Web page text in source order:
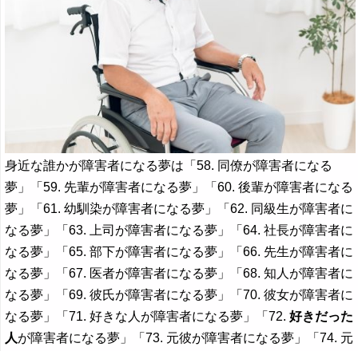
身近な誰かが障害者になる夢は「58. 同僚が障害者になる
夢」「59. 先輩が障害者になる夢」「60. 後輩が障害者になる
夢」「61. 幼馴染が障害者になる夢」「62. 同級生が障害者に
なる夢」「63. 上司が障害者になる夢」「64. 社長が障害者に
なる夢」「65. 部下が障害者になる夢」「66. 先生が障害者に
なる夢」「67. 医者が障害者になる夢」「68. 知人が障害者に
なる夢」「69. 彼氏が障害者になる夢」「70. 彼女が障害者に
なる夢」「71. 好きな人が障害者になる夢」「72.好きだった
人が障害者になる夢」「73. 元彼が障害者になる夢」「74. 元